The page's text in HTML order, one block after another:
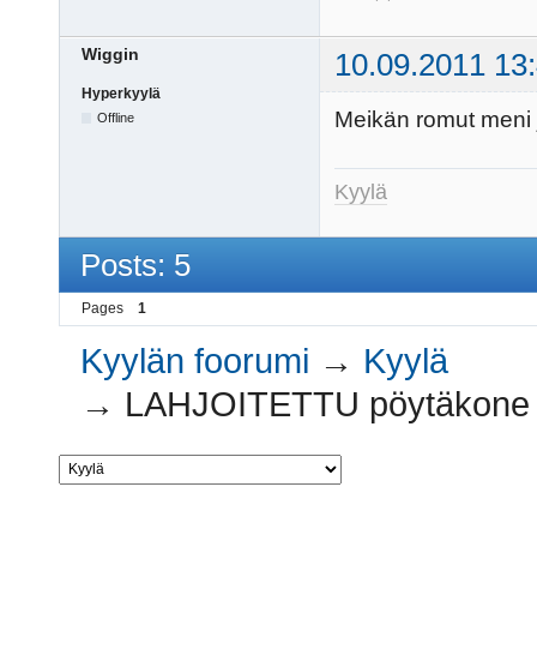
Wiggin 10.09.2011
Hyperkyylä
Offline Meikän romut meni
Kyylä
Posts: 5
Pages 1
Kyylän foorumi → Kyylä
→ LAHJOITETTU